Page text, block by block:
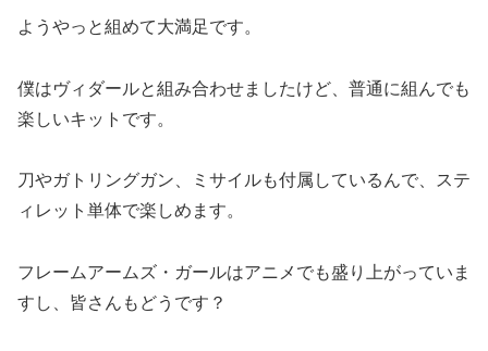
ようやっと組めて大満足です。
僕はヴィダールと組み合わせましたけど、普通に組んでも
楽しいキットです。
刀やガトリングガン、ミサイルも付属しているんで、ステ
ィレット単体で楽しめます。
フレームアームズ・ガールはアニメでも盛り上がっていま
すし、皆さんもどうです？